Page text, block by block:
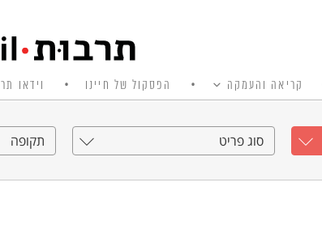
קריאה והעמקה הפסקול של חיינו וידאו
סוג פריט תקופה